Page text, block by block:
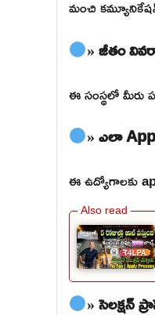
మంచి
» జీతం
ఈ సంస్థలో మీరు
» ఎలా
ఈ ఉద్యోగాలకు
» సెలక్షన్